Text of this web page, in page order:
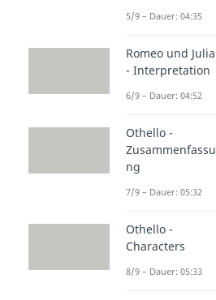
5/9 – Dauer: 04:35
Romeo und Julia
- Interpretation
6/9 – Dauer: 04:52
Othello -
Zusammenfassu
ng
7/9 – Dauer: 05:32
Othello -
Characters
8/9 – Dauer: 05:33